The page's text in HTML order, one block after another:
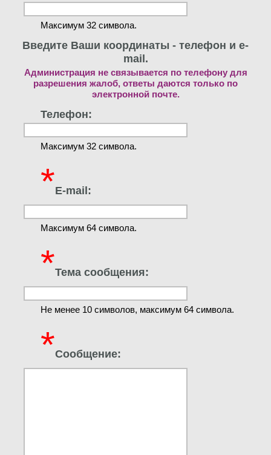
Максимум 32 символа.
Введите Ваши координаты - телефон и e-
mail.
Администрация не связывается по телефону для
разрешения жалоб, ответы даются только по
электронной почте.
Телефон:
Максимум 32 символа.
*E-mail:
Максимум 64 символа.
*Тема сообщения:
Не менее 10 символов, максимум 64 символа.
*Сообщение: